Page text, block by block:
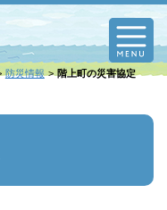
防災情報 階上町の災害協定